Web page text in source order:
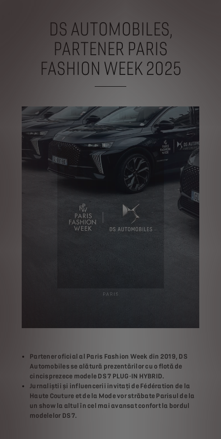
DS AUTOMOBILES,
PARTENER PARIS
FASHION WEEK 2025
Partener oficial al Paris Fashion Week din 2019, DS
Automobiles se alătură prezentărilor cu o flotă de
cincisprezece modele DS 7 PLUG-IN HYBRID.
Jurnaliștii și influencerii invitați de Fédération de la
Haute Couture et de la Mode vor străbate Parisul de la
un show la altul în cel mai avansat confort la bordul
modelelor DS 7.